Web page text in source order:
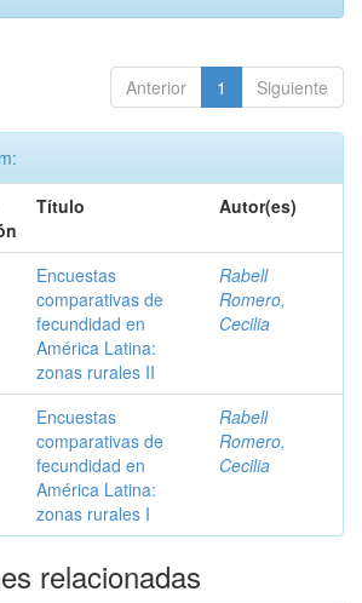
Anterior 1 Siguiente
Título Autor(es)
Encuestas
comparativas de
fecundidad en
América Latina:
zonas rurales II
Rabell
Romero,
Cecilia
Encuestas
comparativas de
fecundidad en
América Latina:
zonas rurales I
Rabell
Romero,
Cecilia
relacionadas